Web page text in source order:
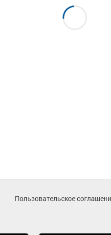
Пользовательское